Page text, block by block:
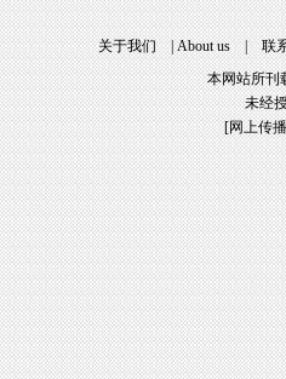
关于我们|About us|联
本网站所刊
未经
[网上传